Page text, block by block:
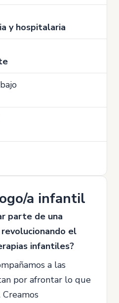
y hospitalaria
a infantil
parte de una
el
infantiles?
a las
por afrontar lo que